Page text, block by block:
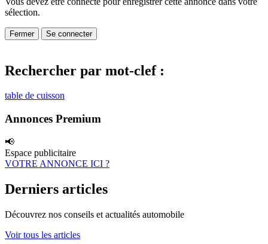
sélection.
Fermer Se connecter
Rechercher par mot-clef :
table de cuisson
Annonces Premium
📢
Espace publicitaire
VOTRE ANNONCE ICI ?
Derniers articles
Découvrez nos conseils et actualités automobile
Voir tous les articles